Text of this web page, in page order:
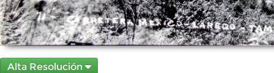
Alta Resolución